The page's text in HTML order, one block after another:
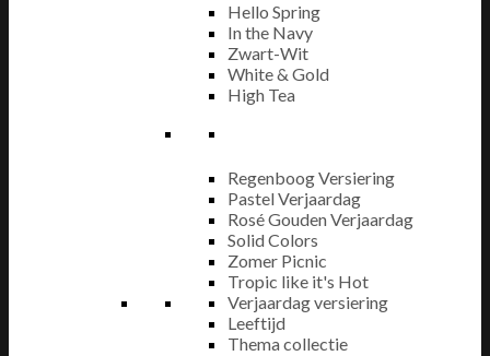
Hello Spring
In the Navy
Zwart-Wit
White & Gold
High Tea
Regenboog Versiering
Pastel Verjaardag
Rosé Gouden Verjaardag
Solid Colors
Zomer Picnic
Tropic like it's Hot
Verjaardag versiering
Leeftijd
Thema collectie